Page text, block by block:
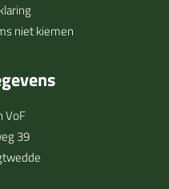
niet kiemen
VoF
39